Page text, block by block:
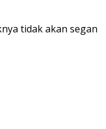
tidak akan segan